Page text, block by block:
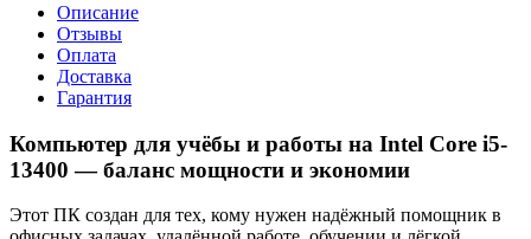
Описание
Отзывы
Оплата
Доставка
Гарантия
Компьютер для учёбы и работы на Intel Core i5-
13400 — баланс мощности и экономии
Этот ПК создан для тех, кому нужен надёжный помощник в